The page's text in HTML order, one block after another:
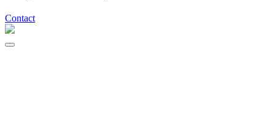
Contact